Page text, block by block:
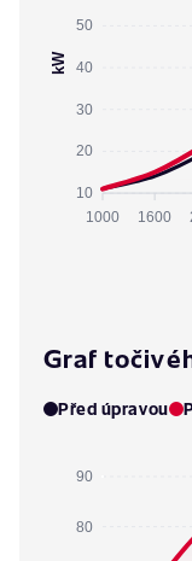
50
40
30
20
10
kW
1000 1600
Graf
Před úpravou
90
80